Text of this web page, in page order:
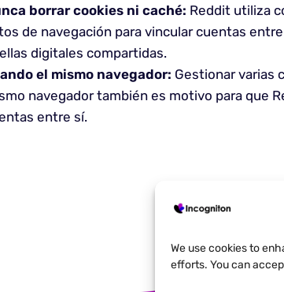
We use cookies to
efforts. You can
borrar cookies ni caché: Reddit utiliza
de navegación para vincular cuentas
digitales compartidas.
el mismo navegador: Gestionar varias
navegador también es motivo para que
entre sí.